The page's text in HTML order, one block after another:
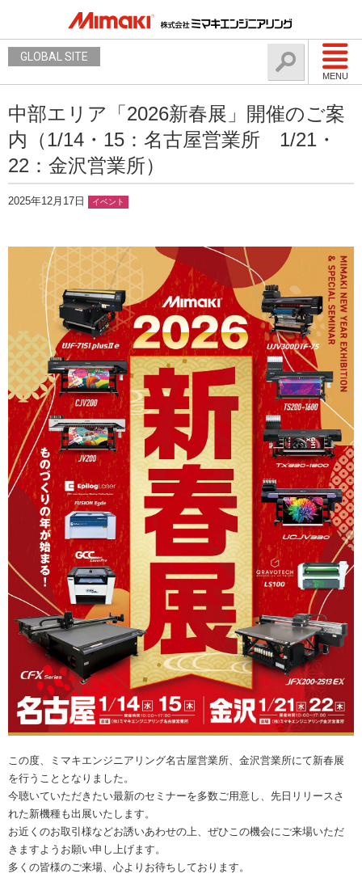
MENU
GLOBAL SITE
中部エリア「2026新春展」開催のご案
内（1/14・15：名古屋営業所 1/21・
22：金沢営業所）
2025年12月17日 イベント
この度、ミマキエンジニアリング名古屋営業所、金沢営業所にて新春展
を行うこととなりました。
今聴いていただきたい最新のセミナーを多数ご用意し、先日リリースさ
れた新機種も出展いたします。
お近くのお取引様などお誘いあわせの上、ぜひこの機会にご来場いただ
きますようお願い申し上げます。
多くの皆様のご来場、心よりお待ちしております。